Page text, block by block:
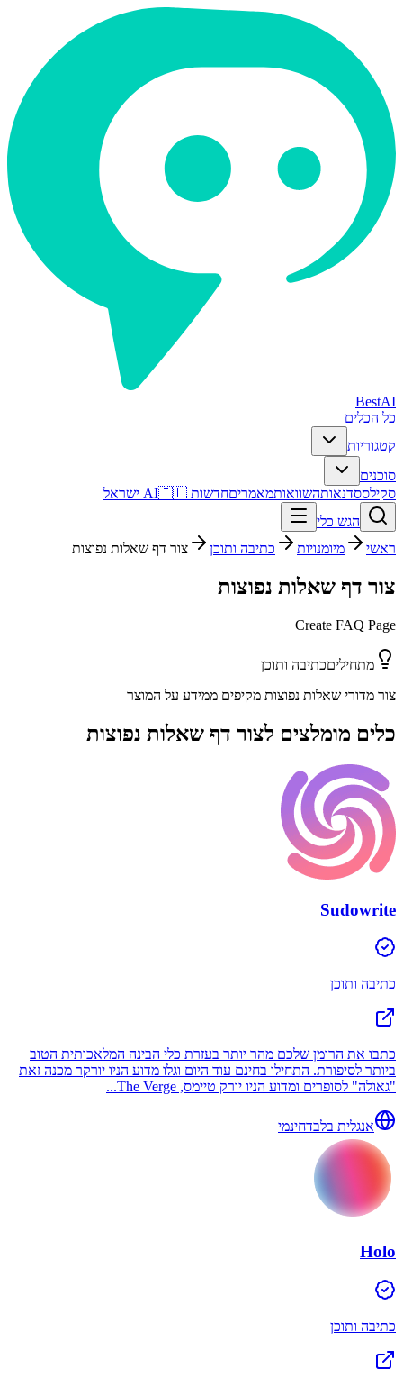
BestAI
כל הכלים
קטגוריות
סוכנים
סקילססדנאותהשוואותמאמריםחדשות AI 🇮🇱 ישראל
הגש כלי
ראשי
מיומנויות כתיבה ותוכן צור דף שאלות נפוצות
צור דף שאלות נפוצות
Create FAQ Page
מתחיליםכתיבה ותוכן
צור מדורי שאלות נפוצות מקיפים ממידע על המוצר
כלים מומלצים לצור דף שאלות נפוצות
Sudowrite
כתיבה ותוכן
כתבו את הרומן שלכם מהר יותר בעזרת כלי הבינה המלאכותית הטוב
ביותר לסיפורת. התחילו בחינם עוד היום וגלו מדוע הניו יורקר מכנה זאת
"גאולה" לסופרים ומדוע הניו יורק טיימס, The Verge...
אנגלית בלבדחינמי
Holo
כתיבה ותוכן